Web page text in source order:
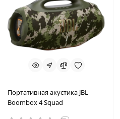
Портативная акустика JBL
Boombox 4 Squad